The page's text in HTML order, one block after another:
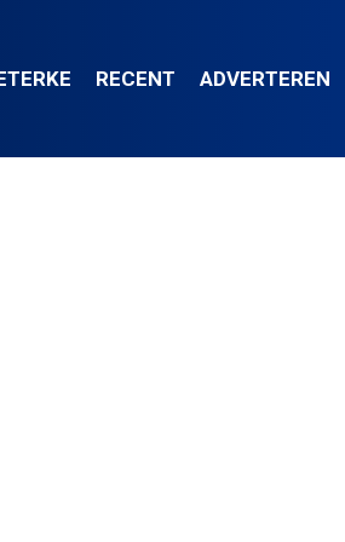
RECENT ADVERTEREN